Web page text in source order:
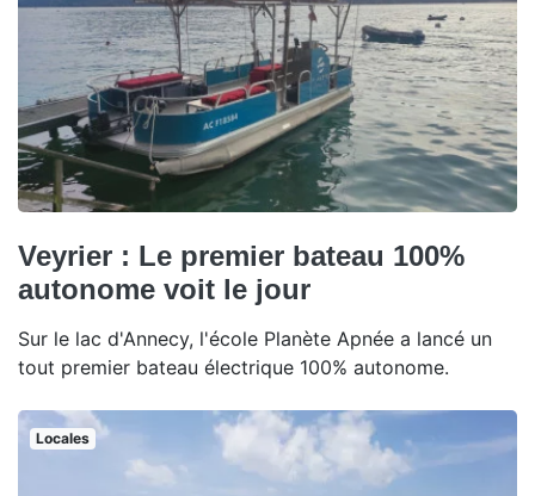
Veyrier : Le premier bateau 100%
autonome voit le jour
Sur le lac d'Annecy, l'école Planète Apnée a lancé un
tout premier bateau électrique 100% autonome.
Locales